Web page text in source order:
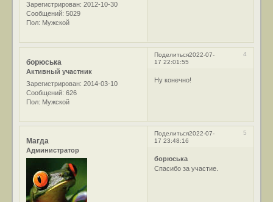
Зарегистрирован: 2012-10-30
Сообщений: 5029
Пол: Мужской
Поделиться 4
2022-07-
17 22:01:55
борюська
Активный участник
Зарегистрирован: 2014-03-10
Сообщений: 626
Пол: Мужской
Ну конечно!
Поделиться 5
2022-07-
17 23:48:16
Магда
Администратор
борюська
Спасибо за участие.